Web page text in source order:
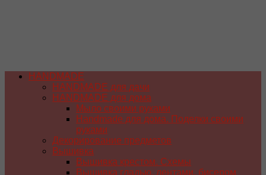
HANDMADE
HANDMADE для дачи
HANDMADE для дома
Мыло своими руками
Handmade для дома. Поделки своими
руками
Декорирование предметов
Вышивка
Вышивка крестом. Схемы
Вышивка гладью, лентами, бисером